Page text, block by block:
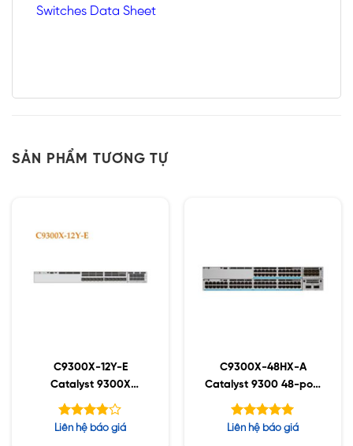
Switches Data Sheet
SẢN PHẨM TƯƠNG TỰ
C9300X-12Y-E
Catalyst 9300X
12x25G Fiber Ports,
modular uplink Switch
Được
Liên hệ báo giá
C9300X-48HX-A
Catalyst 9300 48-port
mGig UPoE+, Network
Advantage
Được xếp
Liên hệ báo giá